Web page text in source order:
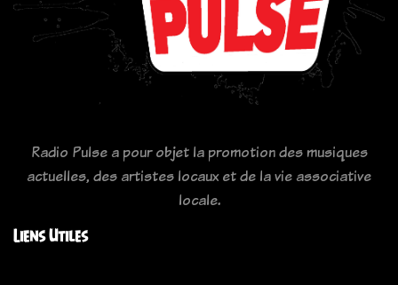
Radio Pulse a pour objet la promotion des musiques
actuelles, des artistes locaux et de la vie associative
locale.
Liens Utiles